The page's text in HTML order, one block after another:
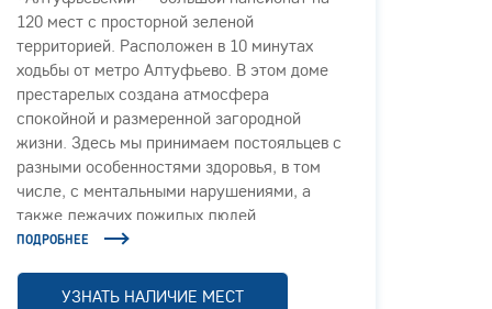
120 мест с просторной зеленой
территорией. Расположен в 10 минутах
ходьбы от метро Алтуфьево. В этом доме
престарелых создана атмосфера
спокойной и размеренной загородной
жизни. Здесь мы принимаем постояльцев с
разными особенностями здоровья, в том
числе, с ментальными нарушениями, а
также лежачих пожилых людей.
ПОДРОБНЕЕ
УЗНАТЬ НАЛИЧИЕ МЕСТ